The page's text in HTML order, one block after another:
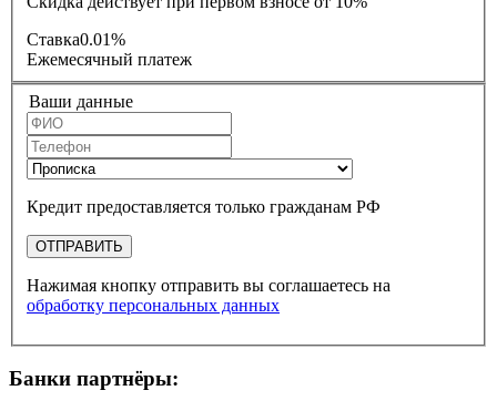
Ставка0.01%
Ежемесячный платеж
Ваши данные
Кредит предоставляется только гражданам РФ
ОТПРАВИТЬ
Нажимая кнопку отправить вы соглашаетесь на
обработку персональных данных
Банки партнёры: